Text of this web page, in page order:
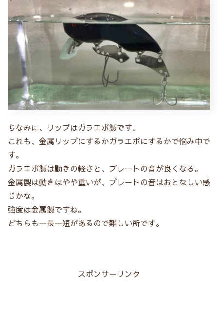
ちなみに、リップはガラエポ製です。
これも、金属リップにするかガラエポにするかで悩み中で
す。
ガラエポ製は動きの軽さと、プレートの音が良くなる。
金属製は動きはやや重いが、プレートの音はおとなしい感
じかな。
強度は金属製ですね。
どちらも一長一短があるので難しい所です。
スポンサーリンク